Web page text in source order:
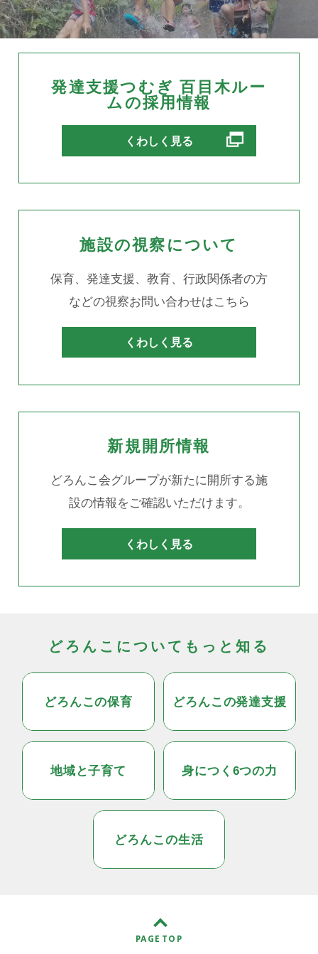
発達支援つむぎ 百目木ルー
ムの採用情報
くわしく見る別ウィンドウで開きます
施設の視察について
保育、発達支援、教育、行政関係者の方
などの視察お問い合わせはこちら
くわしく見る
新規開所情報
どろんこ会グループが新たに開所する施
設の情報をご確認いただけます。
くわしく見る
どろんこについてもっと知る
どろんこの保育 どろんこの発達支援
地域と子育て 身につく6つの力
どろんこの生活
PAGE TOP